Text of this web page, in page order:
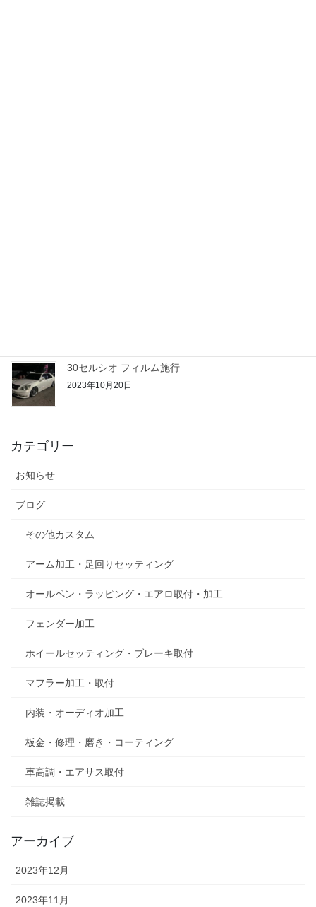
30セルシオ フィルム施行
2023年10月20日
カテゴリー
お知らせ
ブログ
その他カスタム
アーム加工・足回りセッティング
オールペン・ラッピング・エアロ取付・加工
フェンダー加工
ホイールセッティング・ブレーキ取付
マフラー加工・取付
内装・オーディオ加工
板金・修理・磨き・コーティング
車高調・エアサス取付
雑誌掲載
アーカイブ
2023年12月
2023年11月